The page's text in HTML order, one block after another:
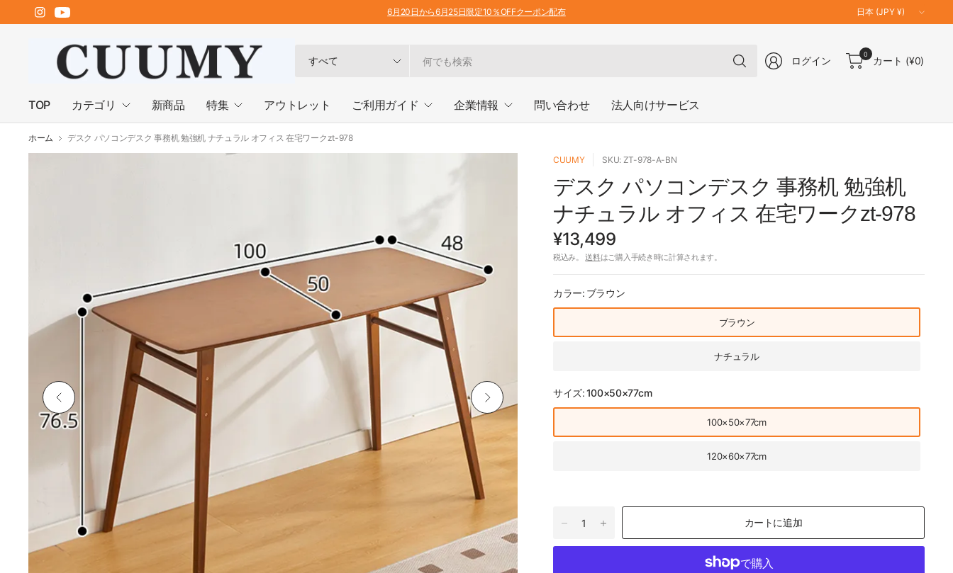
6月20日から6月25日限定10％OFFクーポン配布
国
／
域
を
で
索
ログイン
0
カート (¥0)
TOP カテゴリ 新商品 特集 アウトレット ご利用ガイド 企業情報 問い合わせ 法人向けサービス
ホーム デスク パソコンデスク 事務机 勉強机 ナチュラル オフィス 在宅ワークzt-978
CUUMY SKU: ZT-978-A-BN
デスク パソコンデスク 事務机 勉強机
ナチュラル オフィス 在宅ワークzt-978
¥13,499
税込み。送料はご購入手続き時に計算されます。
カラー: ブラウン
ブラウン
ナチュラル
サイズ:100×50×77cm
100×50×77cm
120×60×77cm
カートに追加